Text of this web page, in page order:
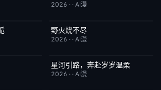
2026 · · AI漫
完结
野火烧不尽
2026 · · AI漫
完结
星河引路，奔赴岁岁温柔
2026 · · AI漫